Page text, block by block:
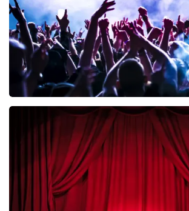
BESTEL NU
Megadeth
laatste 30 minuten
BESTEL NU